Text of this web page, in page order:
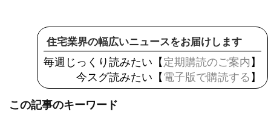
住宅業界の幅広いニュースをお届けします
毎週じっくり読みたい【 定期購読のご案内 】
今スグ読みたい【 電子版で購読する 】
この記事のキーワード